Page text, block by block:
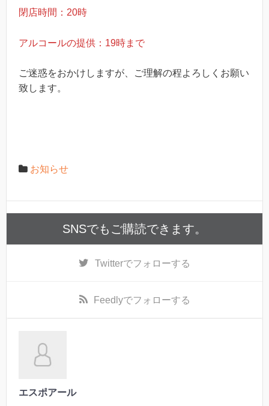
閉店時間：20時
アルコールの提供：19時まで
ご迷惑をおかけしますが、ご理解の程よろしくお願い
致します。
お知らせ
SNSでもご購読できます。
Twitterでフォローする
Feedlyでフォローする
エスポアール